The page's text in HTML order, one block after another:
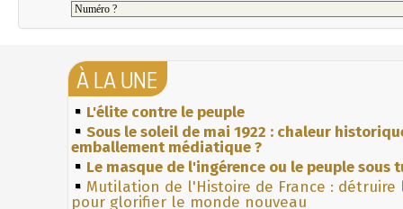
À LA UNE
L'élite contre le peuple
Sous le soleil de mai 1922 : chaleur
emballement médiatique ?
Le masque de l'ingérence ou le peuple sous
Mutilation de l'Histoire de France : détruire
pour glorifier le monde nouveau